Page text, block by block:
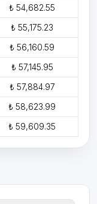
₺ 54,682.55
₺ 55,175.23
₺ 56,160.59
₺ 57,145.95
₺ 57,884.97
₺ 58,623.99
₺ 59,609.35